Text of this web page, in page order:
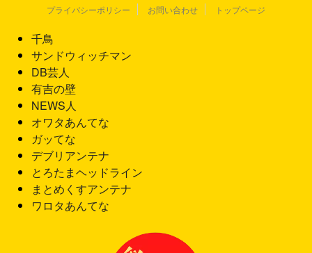
プライバシーポリシー お問い合わせ トップページ
千鳥
サンドウィッチマン
DB芸人
有吉の壁
NEWS人
オワタあんてな
ガッてな
デブリアンテナ
とろたまヘッドライン
まとめくすアンテナ
ワロタあんてな